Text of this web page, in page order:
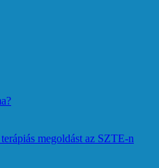
megoldást az SZTE-n